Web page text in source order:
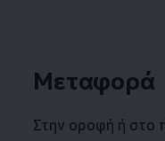
Μεταφορά
Στην οροφή ή στο